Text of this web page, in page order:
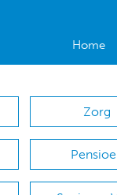
Home
Zorg